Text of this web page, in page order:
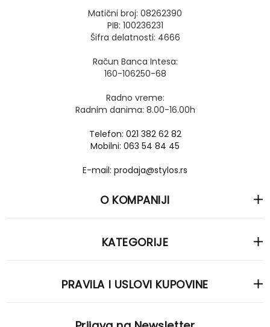
Matični broj: 08262390
PIB: 100236231
Šifra delatnosti: 4666
Račun Banca Intesa:
160-106250-68
Radno vreme:
Radnim danima: 8.00-16.00h
Telefon: 021 382 62 82
Mobilni: 063 54 84 45
E-mail: prodaja@stylos.rs
O KOMPANIJI
KATEGORIJE
PRAVILA I USLOVI KUPOVINE